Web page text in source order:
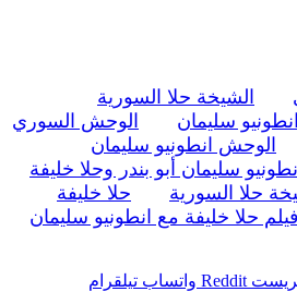
الشيخة حلا السورية
سليمان
الوحش السوري
الوحش انطونيو سليمان
انطونيو سليمان أبو بندر وحلا خليفة
حلا السورية
حلا خليفة
فيلم حلا خليفة مع انطونيو سليمان
واتساب تيلقرام